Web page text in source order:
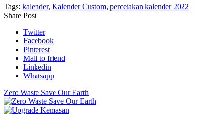
Tags: kalender, Kalender Custom, percetakan kalender 2022
Share Post
Twitter
Facebook
Pinterest
Mail to friend
Linkedin
Whatsapp
Zero Waste Save Our Earth